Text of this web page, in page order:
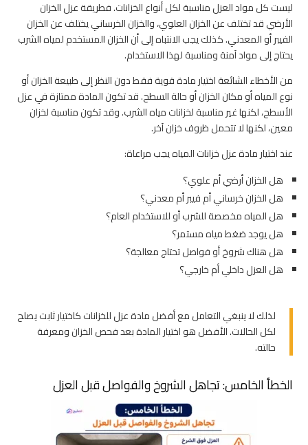
ليست كل مواد العزل مناسبة لكل أنواع الخزانات. فطريقة عزل الخزان
الأرضي قد تختلف عن الخزان العلوي، والخزان الخرساني يختلف عن الخزان
الفيبر أو المعدني. كذلك يجب الانتباه إلى أن الخزان المستخدم لمياه الشرب
يحتاج إلى مواد آمنة ومناسبة لهذا الاستخدام.
من الأخطاء الشائعة اختيار مادة قوية فقط دون النظر إلى طبيعة الخزان أو
نوع المياه أو مكان الخزان أو حالة السطح. قد تكون المادة ممتازة في عزل
الأسطح، لكنها غير مناسبة لخزانات مياه الشرب. وقد تكون مناسبة لخزان
معين، لكنها لا تتحمل ظروف خزان آخر.
عند اختيار مادة عزل خزانات المياه يجب مراعاة:
هل الخزان أرضي أم علوي؟
هل الخزان خرساني أم فيبر أم معدني؟
هل المياه مخصصة للشرب أو للاستخدام العام؟
هل يوجد ضغط مياه مستمر؟
هل هناك شروخ أو فواصل تحتاج معالجة؟
هل العزل داخلي أم خارجي؟
لذلك لا ينبغي التعامل مع أفضل مادة عزل للخزانات كاختيار ثابت يصلح
لكل الحالات. الأفضل هو اختيار المادة بعد فحص الخزان ومعرفة
حالته.
الخطأ الخامس: تجاهل الشروخ والفواصل قبل العزل